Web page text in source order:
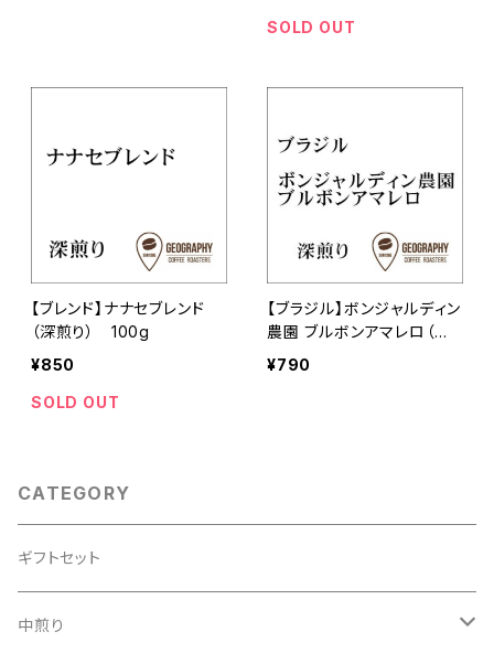
SOLD OUT
【ブレンド】ナナセブレンド
（深煎り） 100g
¥850
SOLD OUT
【ブラジル】ボンジャルディン
農園 ブルボンアマレロ（深
煎り） 100g
¥790
CATEGORY
ギフトセット
中煎り